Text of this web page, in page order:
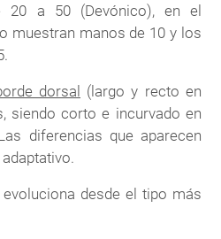
20 a 50 (Devónico), en el
muestran manos de 10 y los
dorsal (largo y recto en
siendo corto e incurvado en
diferencias que aparecen
desde el tipo más